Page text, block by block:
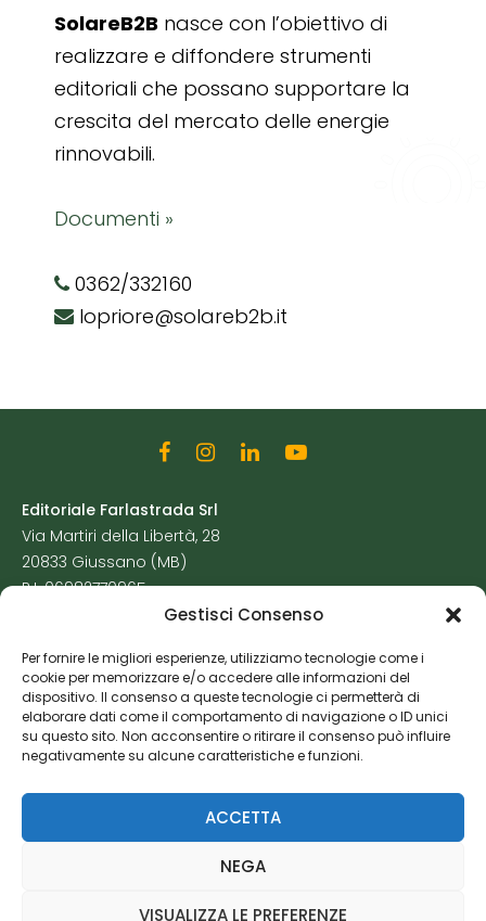
Gestisci Consenso
Per fornire le migliori esperienze, utilizziamo tecnologie come i
cookie per memorizzare e/o accedere alle informazioni del
dispositivo. Il consenso a queste tecnologie ci permetterà di
elaborare dati come il comportamento di navigazione o ID unici
su questo sito. Non acconsentire o ritirare il consenso può influire
negativamente su alcune caratteristiche e funzioni.
ACCETTA
NEGA
VISUALIZZA LE PREFERENZE
SolareB2B nasce con l’obiettivo di
realizzare e diffondere strumenti
editoriali che possano supportare la
crescita del mercato delle energie
rinnovabili.
Documenti »
0362/332160
lopriore@solareb2b.it
Editoriale Farlastrada Srl
Via Martiri della Libertà, 28
20833 Giussano (MB)
P.I. 06982770965
Cookie Policy
Risorse Aggiuntive